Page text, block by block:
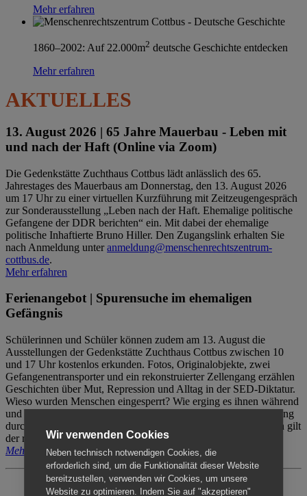
Mehr erfahren
1860–2002: Auf 22.000m2 deutsche Geschichte entdecken
Mehr erfahren
AKTUELLES
13. August 2026 | 65 Jahre Mauerbau - Leben mit
und nach der Haft (Online via Zoom)
Die Gedenkstätte Zuchthaus Cottbus lädt anlässlich des 65.
Jahrestages des Mauerbaus am Donnerstag, den 13. August 2026
um 17 Uhr zu einer virtuellen Kurzführung mit Zeitzeugengespräch
zur Sonderausstellung „Leben nach der Haft. Ehemalige politische
Gefangene der DDR berichten“ ein. Mit dabei der ehemalige
politische Inhaftierte Bruno Hiller. Den Zugangslink erhalten Sie
nach Anmeldung unteranmeldung@menschenrechtszentrum-
cottbus.de.
Mehr erfahren
Ferienangebot | Spurensuche im ehemaligen
Gefängnis
Schülerinnen und Schüler können zudem am 13. August die
Ausstellungen der Gedenkstätte Zuchthaus Cottbus zwischen 10
und 17 Uhr kostenlos erkunden. Fotos, Originalobjekte, zwei
Gefangenentransporter und ein rekonstruierter Zellengang erzählen
Geschichten über Mut, Repression und Alltag in der SED-Diktatur.
Wieso wurden Menschen eingesperrt? Wie erging es ihnen während
und nach der Haft? Der Besuch erfolgt individuell ohne Betreuung
durch das Menschenrechtszentrum Cottbus. Für Begleitpersonen gilt
der reguläre Eintritt (8€ / ermäßigt 5€).
Mehr erfahren
Wir verwenden Cookies
Neben technisch notwendigen Cookies, die
erforderlich sind, um die Funktionalität dieser Website
bereitzustellen, verwenden wir Cookies, um unsere
Website zu optimieren. Indem Sie auf "akzeptieren"